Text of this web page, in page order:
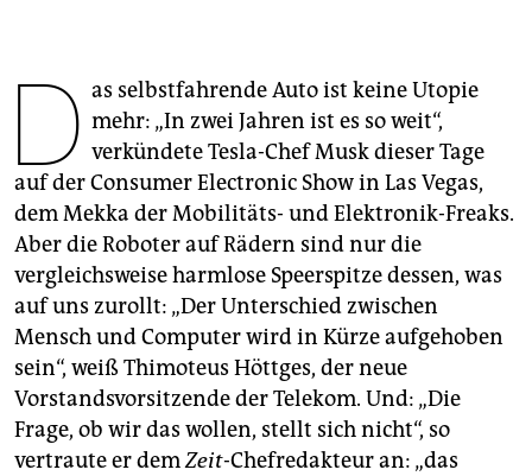
unterstützen
genossenschaft
epaper login
D as selbstfahrende Auto ist keine Utopie
mehr: „In zwei Jahren ist es so weit“,
verkündete Tesla-Chef Musk dieser Tage
auf der Consumer Electronic Show in Las Vegas,
dem Mekka der Mobilitäts- und Elektronik-Freaks.
Aber die Roboter auf Rädern sind nur die
vergleichsweise harmlose Speerspitze dessen, was
auf uns zurollt: „Der Unterschied zwischen
Mensch und Computer wird in Kürze aufgehoben
sein“, weiß Thimoteus Höttges, der neue
Vorstandsvorsitzende der Telekom. Und: „Die
Frage, ob wir das wollen, stellt sich nicht“, so
vertraute er demZeit-Chefredakteur an: „das